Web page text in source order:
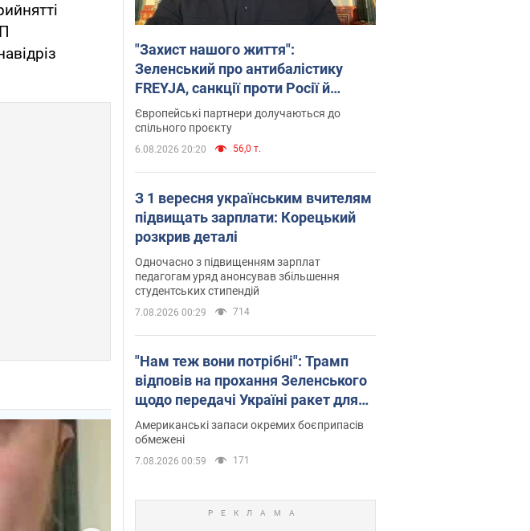
"Захист нашого життя":
Зеленський про антибалістику
FREYJA, санкції проти Росії й
підтримку аграріїв. Відео
Європейські партнери долучаються до
спільного проєкту
6.08.2026 20:20 56,0 т.
З 1 вересня українським вчителям
підвищать зарплати: Корецький
розкрив деталі
Одночасно з підвищенням зарплат
педагогам уряд анонсував збільшення
студентських стипендій
7.08.2026 00:29 714
"Нам теж вони потрібні": Трамп
відповів на прохання Зеленського
щодо передачі Україні ракет для
Patriot
Американські запаси окремих боєприпасів
обмежені
7.08.2026 00:59 171